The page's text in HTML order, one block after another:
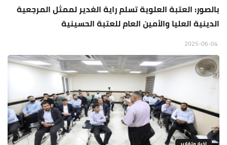
بالصور: العتبة العلوية تسلم راية الغدير لممثل المرجعية
الدينية العليا والأمين العام للعتبة الحسينية